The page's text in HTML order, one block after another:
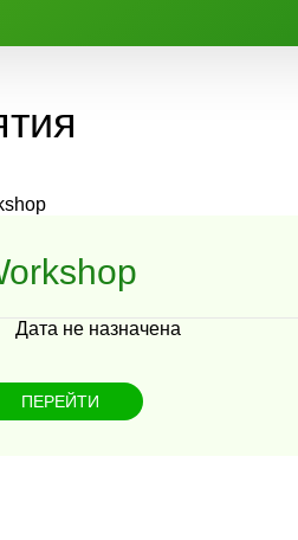
Дата не назначена
ПЕРЕЙТИ